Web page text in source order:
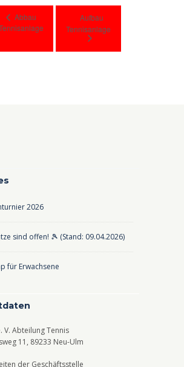
Abbau
Aufbau
Tennisanlage
2026
sind offen! 🎾 (Stand: 09.04.2026)
für Erwachsene
V. Abteilung Tennis
11, 89233 Neu-Ulm
der Geschäftsstelle